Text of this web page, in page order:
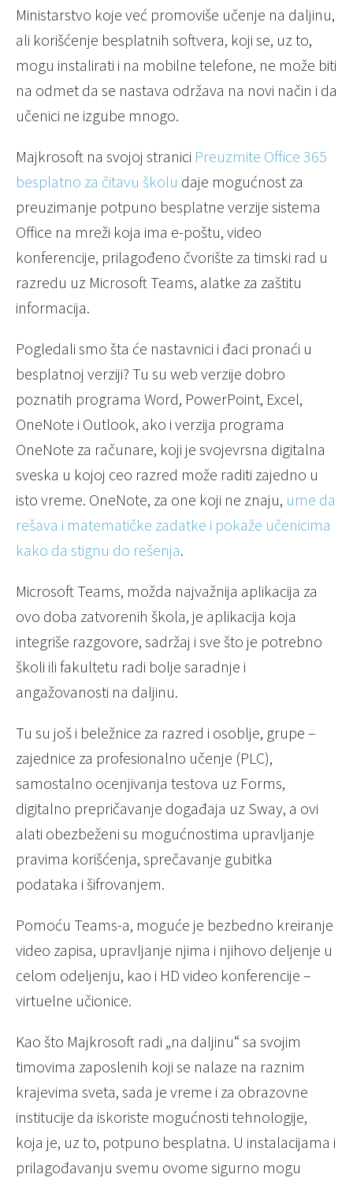
Ministarstvo koje već promoviše učenje na daljinu,
ali korišćenje besplatnih softvera, koji se, uz to,
mogu instalirati i na mobilne telefone, ne može biti
na odmet da se nastava održava na novi način i da
učenici ne izgube mnogo.
Majkrosoft na svojoj stranici Preuzmite Office 365
besplatno za čitavu školu daje mogućnost za
preuzimanje potpuno besplatne verzije sistema
Office na mreži koja ima e-poštu, video
konferencije, prilagođeno čvorište za timski rad u
razredu uz Microsoft Teams, alatke za zaštitu
informacija.
Pogledali smo šta će nastavnici i đaci pronaći u
besplatnoj verziji? Tu su web verzije dobro
poznatih programa Word, PowerPoint, Excel,
OneNote i Outlook, ako i verzija programa
OneNote za računare, koji je svojevrsna digitalna
sveska u kojoj ceo razred može raditi zajedno u
isto vreme. OneNote, za one koji ne znaju, ume da
rešava i matematičke zadatke i pokaže učenicima
kako da stignu do rešenja.
Microsoft Teams, možda najvažnija aplikacija za
ovo doba zatvorenih škola, je aplikacija koja
integriše razgovore, sadržaj i sve što je potrebno
školi ili fakultetu radi bolje saradnje i
angažovanosti na daljinu.
Tu su još i beležnice za razred i osoblje, grupe –
zajednice za profesionalno učenje (PLC),
samostalno ocenjivanja testova uz Forms,
digitalno prepričavanje događaja uz Sway, a ovi
alati obezbeženi su mogućnostima upravljanje
pravima korišćenja, sprečavanje gubitka
podataka i šifrovanjem.
Pomoću Teams-a, moguće je bezbedno kreiranje
video zapisa, upravljanje njima i njihovo deljenje u
celom odeljenju, kao i HD video konferencije –
virtuelne učionice.
Kao što Majkrosoft radi „na daljinu“ sa svojim
timovima zaposlenih koji se nalaze na raznim
krajevima sveta, sada je vreme i za obrazovne
institucije da iskoriste mogućnosti tehnologije,
koja je, uz to, potpuno besplatna. U instalacijama i
prilagođavanju svemu ovome sigurno mogu